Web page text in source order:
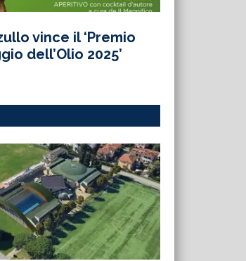
vince il ‘Premio
dell’Olio 2025’